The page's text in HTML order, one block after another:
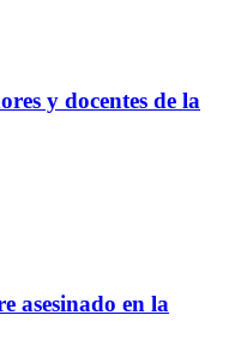
y docentes de la
asesinado en la